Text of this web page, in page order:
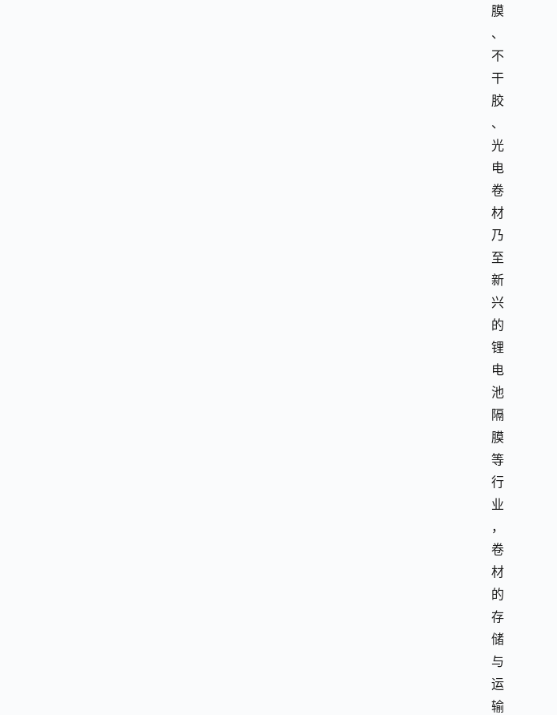
膜
、
不
干
胶
、
光
电
卷
材
乃
至
新
兴
的
锂
电
池
隔
膜
等
行
业
，
卷
材
的
存
储
与
运
输